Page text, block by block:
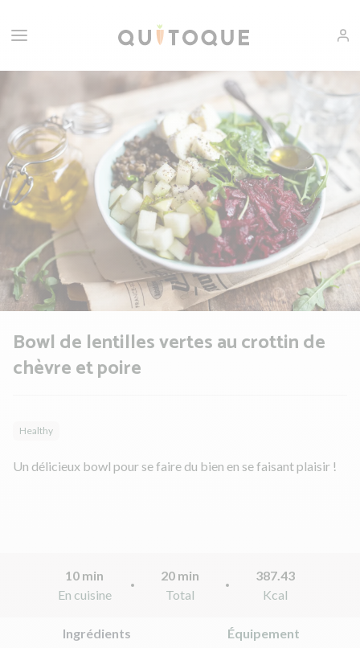
Bowl de lentilles vertes au crottin de
chèvre et poire
Healthy
Un délicieux bowl pour se faire du bien en se faisant plaisir !
10 min
En cuisine
20 min
Total
387.43
Kcal
Ingrédients Équipement